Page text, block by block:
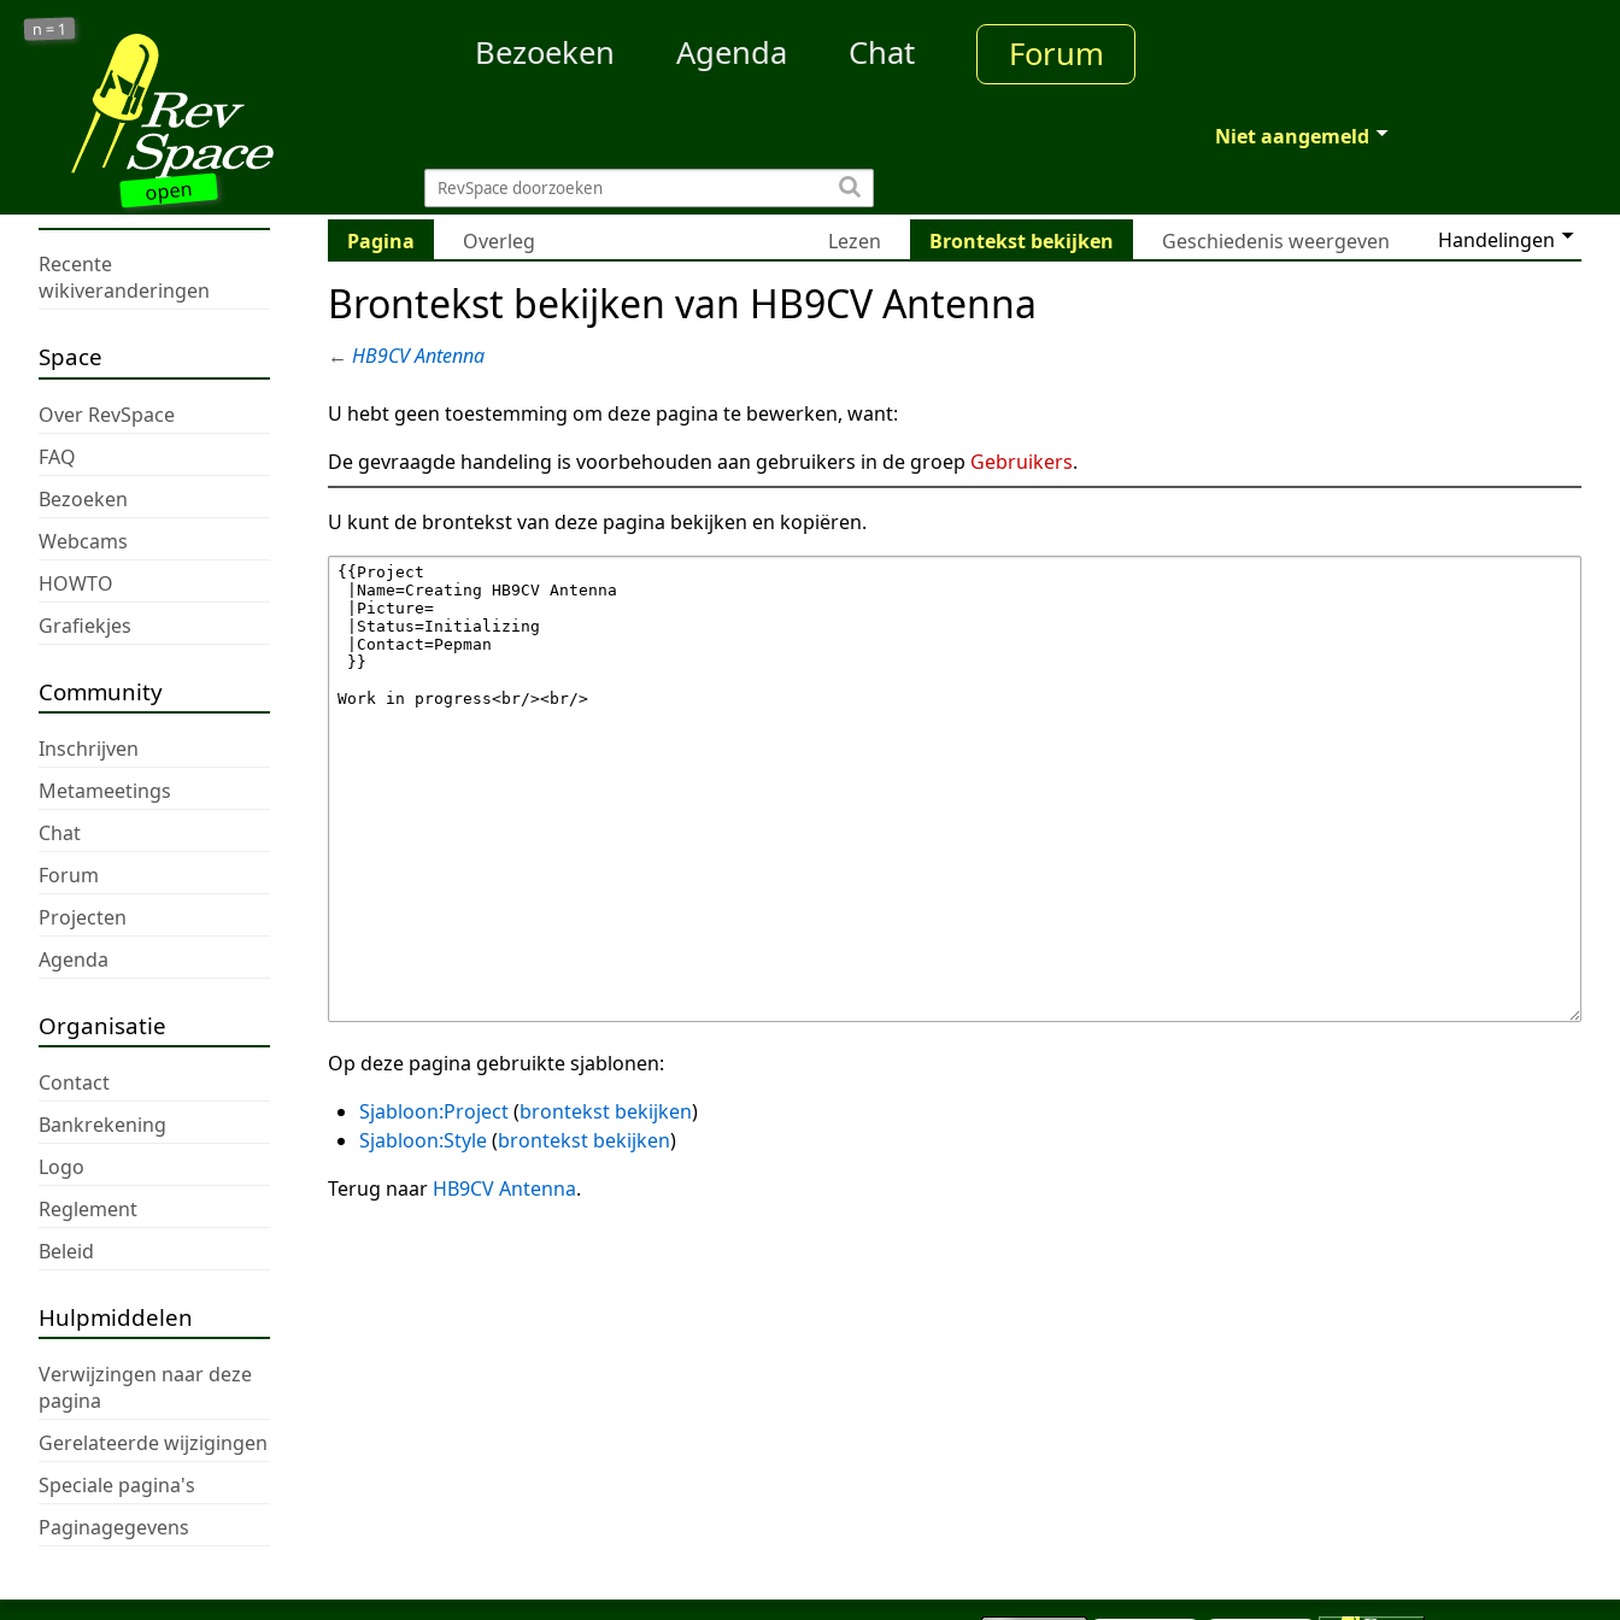
open
n = 1
Bezoeken Agenda Chat Forum
Niet aangemeld
Recente
wikiveranderingen
Space
Over RevSpace
FAQ
Bezoeken
Webcams
HOWTO
Grafiekjes
Community
Inschrijven
Metameetings
Chat
Forum
Projecten
Agenda
Organisatie
Contact
Bankrekening
Logo
Reglement
Beleid
Hulpmiddelen
Verwijzingen naar deze
pagina
Gerelateerde wijzigingen
Speciale pagina's
Paginagegevens
Pagina Overleg Handelingen
Lezen Brontekst bekijken Geschiedenis weergeven
Brontekst bekijken van HB9CV Antenna
← HB9CV Antenna
U hebt geen toestemming om deze pagina te bewerken, want:
De gevraagde handeling is voorbehouden aan gebruikers in de groep Gebruikers.
U kunt de brontekst van deze pagina bekijken en kopiëren.
Op deze pagina gebruikte sjablonen:
Sjabloon:Project(brontekst bekijken)
Sjabloon:Style(brontekst bekijken)
Terug naar HB9CV Antenna.